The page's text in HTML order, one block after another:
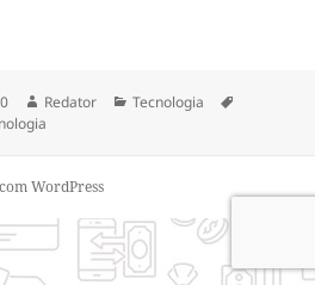
a utilizar chatbots no
Autor
Redator Categorias
Tecnologia
WordPress